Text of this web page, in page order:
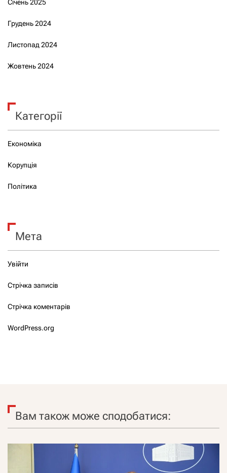
Січень 2025
Грудень 2024
Листопад 2024
Жовтень 2024
Категорії
Економіка
Корупція
Політика
Мета
Увійти
Стрічка записів
Стрічка коментарів
WordPress.org
Вам також може сподобатися: